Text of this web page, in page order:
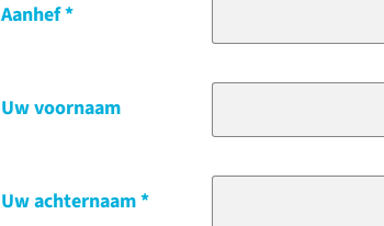
Aanhef
Uw voornaam
Uw achternaam